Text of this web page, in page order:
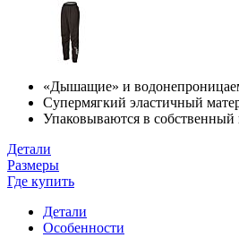
«Дышащие» и
Супермягкий эластичный
Упаковываются в собственный
Детали
Размеры
Где купить
Детали
Особенности